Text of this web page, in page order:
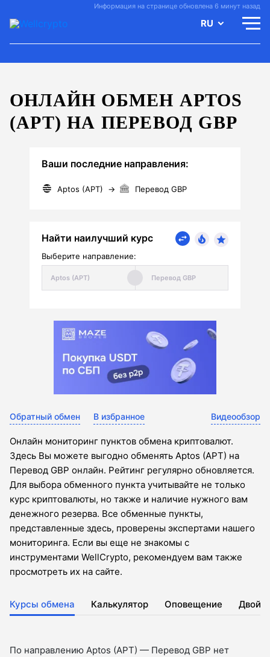
Информация на странице обновлена 6 минут назад
RU
ОНЛАЙН ОБМЕН APTOS
(APT) НА ПЕРЕВОД GBP
Ваши последние направления:
Aptos (APT) → Перевод GBP
Найти наилучший курс
Выберите направление:
Обратный обмен В избранное Видеообзор
Онлайн мониторинг пунктов обмена криптовалют.
Здесь Вы можете выгодно обменять Aptos (APT) на
Перевод GBP онлайн. Рейтинг регулярно обновляется.
Для выбора обменного пункта учитывайте не только
курс криптовалюты, но также и наличие нужного вам
денежного резерва. Все обменные пункты,
представленные здесь, проверены экспертами нашего
мониторинга. Если вы еще не знакомы с
инструментами WellCrypto, рекомендуем вам также
просмотреть их на сайте.
Курсы обмена Калькулятор Оповещение
По направлению Aptos (APT) — Перевод GBP нет